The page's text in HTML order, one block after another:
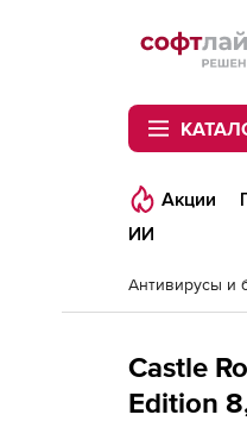
Softline
Акции
ИИ
Антивирусы и
Castle
Edition